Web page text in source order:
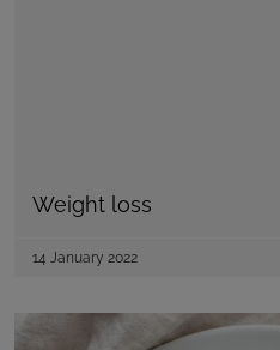
Weight loss
14 January 2022